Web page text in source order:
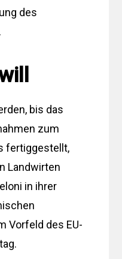
des
bis das
zum
fertiggestellt,
Landwirten
in ihrer
Vorfeld des EU-